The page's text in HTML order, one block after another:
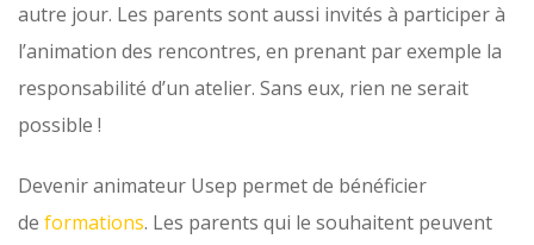
autre jour. Les parents sont aussi invités à participer à
l’animation des rencontres, en prenant par exemple la
responsabilité d’un atelier. Sans eux, rien ne serait
possible !
Devenir animateur Usep permet de bénéficier
de formations. Les parents qui le souhaitent peuvent